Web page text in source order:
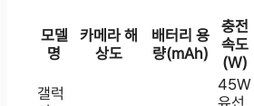
모델
명
카메라 해
상도
배터리 용
량(mAh)
충전
속도
(W)
갤럭
45W
유선